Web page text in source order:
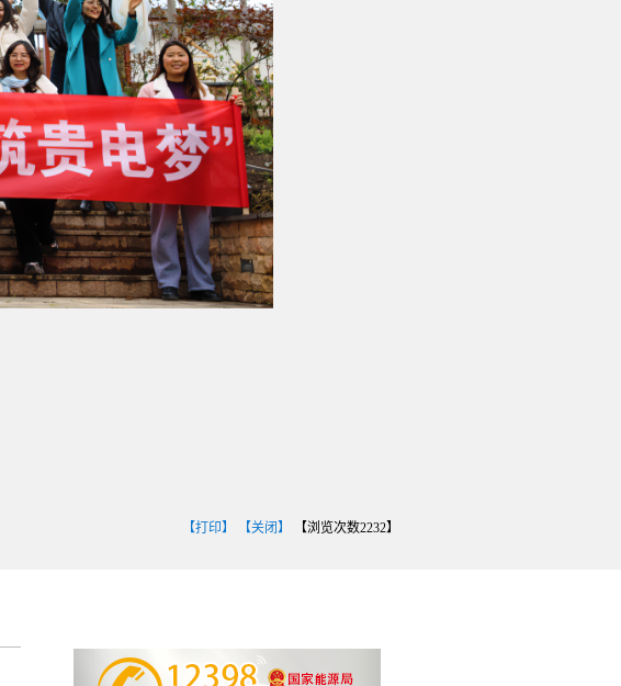
【打印】 【关闭】 【浏览次数2232】